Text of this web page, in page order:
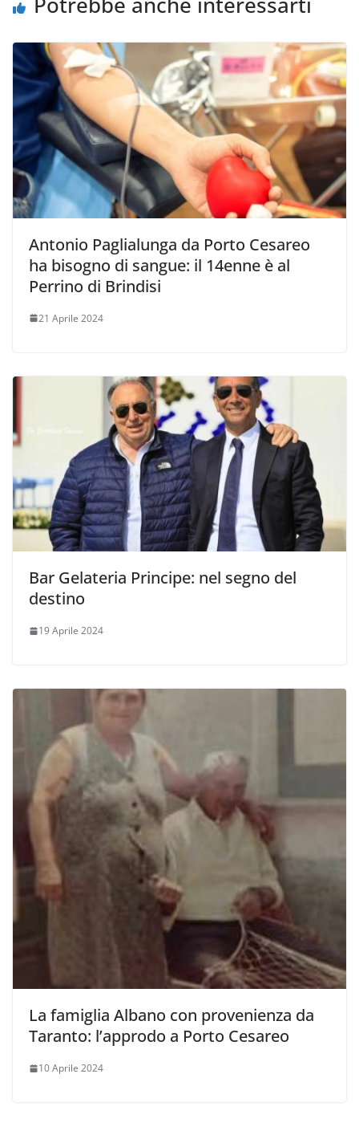
Antonio Paglialunga da Porto Cesareo
ha bisogno di sangue: il 14enne è al
Perrino di Brindisi
21 Aprile 2024
Bar Gelateria Principe: nel segno del
destino
19 Aprile 2024
La famiglia Albano con provenienza da
Taranto: l’approdo a Porto Cesareo
10 Aprile 2024